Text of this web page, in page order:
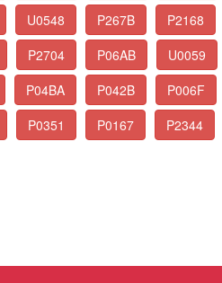
U0548 P267B
P2168
P2704 P06AB
U0059
P04BA P042B
P006F
P0351 P0167 P2344